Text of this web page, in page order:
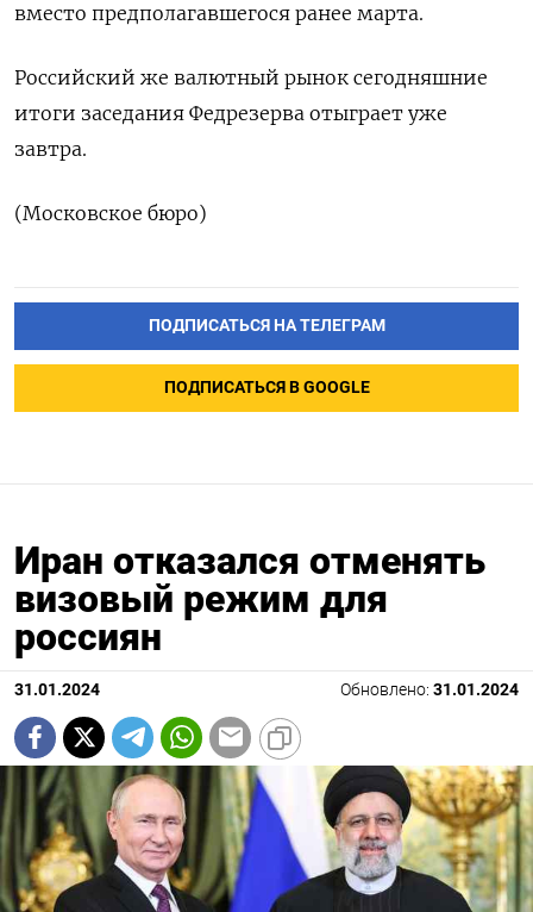
вместо предполагавшегося ранее марта.
Российский же валютный рынок сегодняшние
итоги заседания Федрезерва отыграет уже
завтра.
(Московское бюро)
ПОДПИСАТЬСЯ НА ТЕЛЕГРАМ
ПОДПИСАТЬСЯ В GOOGLE
Иран отказался отменять
визовый режим для
россиян
31.01.2024 Обновлено: 31.01.2024